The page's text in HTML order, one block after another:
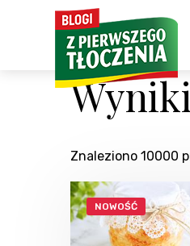
Znaleziono 10000
NOWOŚĆ